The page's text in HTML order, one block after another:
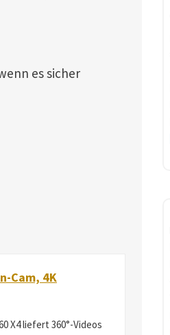
es sicher
Cam, 4K
X4 liefert 360°-Videos